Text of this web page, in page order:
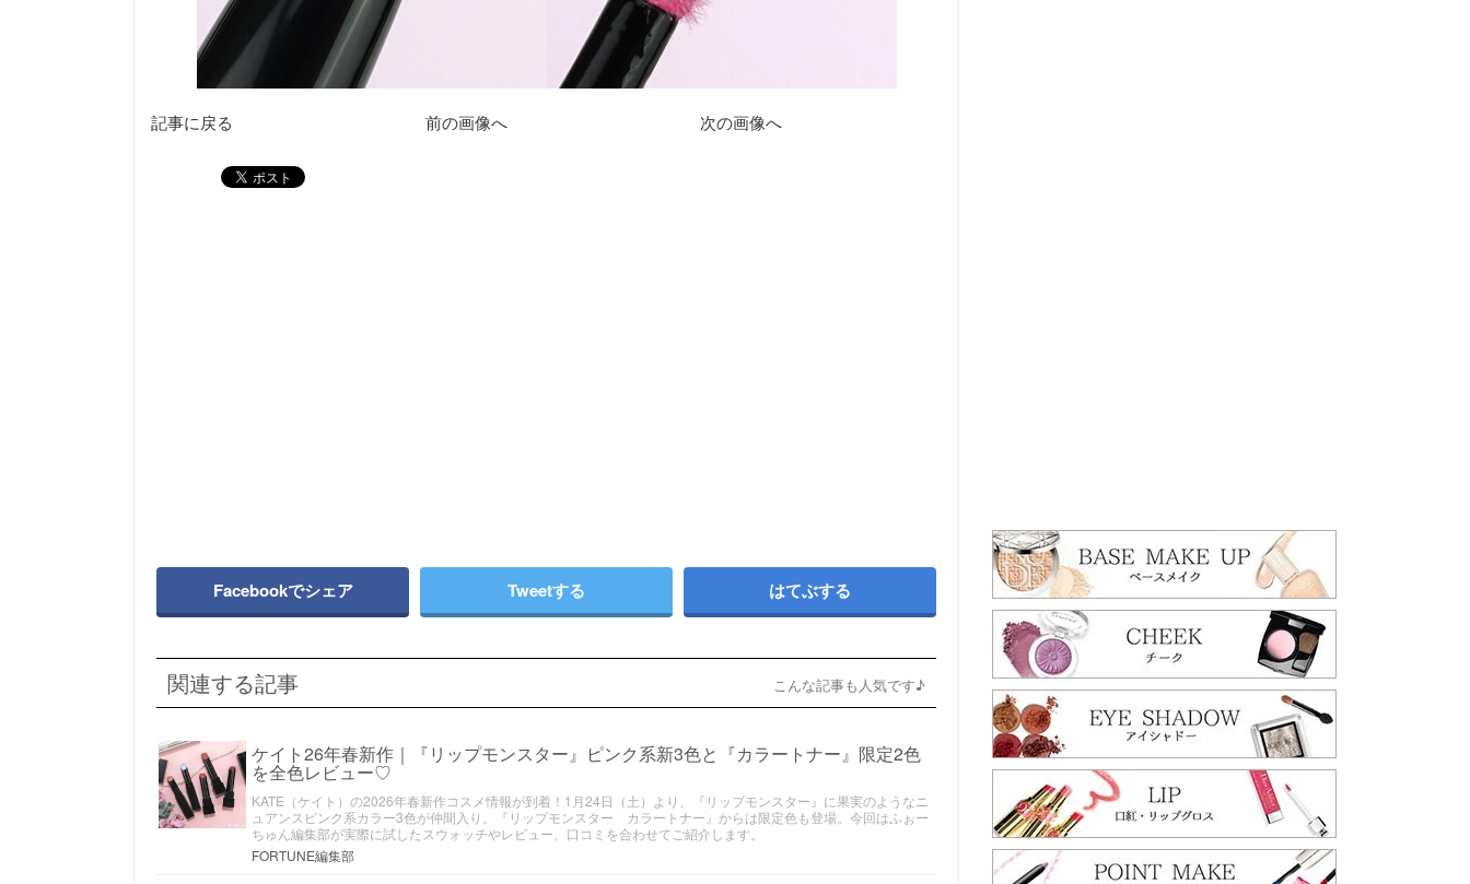
記事に戻る 前の画像へ 次の画像へ
Facebookでシェア Tweetする はてぶする
関連する記事 こんな記事も人気です♪
ケイト26年春新作｜『リップモンスター』ピンク系新3色と『カラートナー』限定2色
を全色レビュー♡
KATE（ケイト）の2026年春新作コスメ情報が到着！1月24日（土）より、『リップモンスター』に果実のようなニ
ュアンスピンク系カラー3色が仲間入り。『リップモンスター カラートナー』からは限定色も登場。今回はふぉー
ちゅん編集部が実際に試したスウォッチやレビュー、口コミを合わせてご紹介します。
FORTUNE編集部